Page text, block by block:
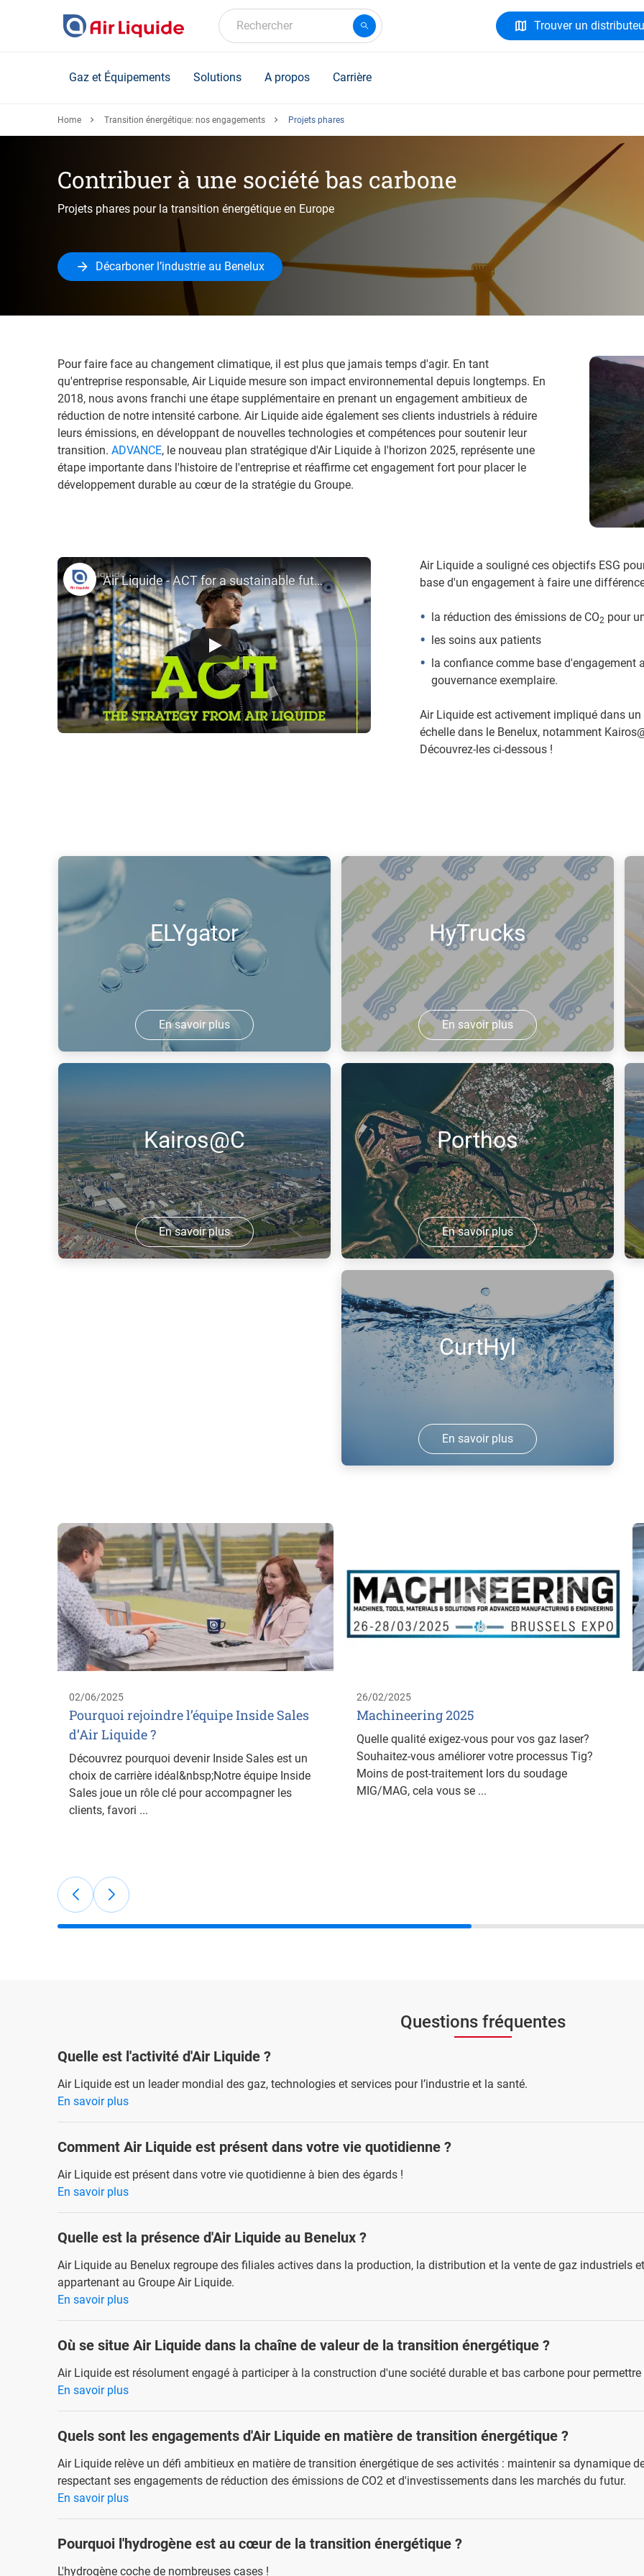
Rechercher Trouver un
Gaz et Équipements Solutions A propos Carrière
Home Transition énergétique: nos engagements Projets phares
Contribuer à une société bas carbone
Projets phares pour la transition énergétique en Europe
Décarboner l’industrie au Benelux
Pour faire face au changement climatique, il est plus que jamais temps d'agir. En tant
qu'entreprise responsable, Air Liquide mesure son impact environnemental depuis longtemps. En
2018, nous avons franchi une étape supplémentaire en prenant un engagement ambitieux de
réduction de notre intensité carbone. Air Liquide aide également ses clients industriels à réduire
leurs émissions, en développant de nouvelles technologies et compétences pour soutenir leur
transition. ADVANCE, le nouveau plan stratégique d'Air Liquide à l'horizon 2025, représente une
étape importante dans l'histoire de l'entreprise et réaffirme cet engagement fort pour placer le
développement durable au cœur de la stratégie du Groupe.
Air Liquide - ACT for a sustainable future
Air Liquide a souligné ces objectifs ESG
base d'un engagement à faire une
la réduction des émissions de CO2 pour
les soins aux patients
la confiance comme base d'engagement
gouvernance exemplaire.
Air Liquide est activement impliqué dans
échelle dans le Benelux, notamment
Découvrez-les ci-dessous !
ELYgator
En savoir plus
grâce à l'électricité solaire/éolienne.
HyTrucks
En savoir plus
HyTrucks vise à mettre en service, d'ici
2025, 1 000 camions à hydrogène et
environ 25 stations à hydrogène, reliant
les Pays-Bas, la Belgique et l'ouest de
l'Allemagne.
Kairos@C
En savoir plus
Porthos
En savoir plus
captage et de stockage du carbone
(CCS) auquel participent plusieurs
entreprises de la zone portuaire de
Rotterdam, dont Air Liquide.
CurtHyl
En savoir plus
02/06/2025
Pourquoi rejoindre l’équipe Inside Sales
d’Air Liquide ?
Découvrez pourquoi devenir Inside Sales est un
choix de carrière idéal&nbsp;Notre équipe Inside
Sales joue un rôle clé pour accompagner les
clients, favori ...
26/02/2025
Machineering 2025
Quelle qualité exigez-vous pour vos gaz laser?
Souhaitez-vous améliorer votre processus Tig?
Moins de post-traitement lors du soudage
MIG/MAG, cela vous se ...
Questions fréquentes
Quelle est l'activité d'Air Liquide ?
Air Liquide est un leader mondial des gaz, technologies et services pour l’industrie et la santé.
En savoir plus
Comment Air Liquide est présent dans votre vie quotidienne ?
Air Liquide est présent dans votre vie quotidienne à bien des égards !
En savoir plus
Quelle est la présence d'Air Liquide au Benelux ?
Air Liquide au Benelux regroupe des filiales actives dans la production, la distribution et la vente de gaz industriels
appartenant au Groupe Air Liquide.
En savoir plus
Où se situe Air Liquide dans la chaîne de valeur de la transition énergétique ?
Air Liquide est résolument engagé à participer à la construction d'une société durable et bas carbone pour
En savoir plus
Quels sont les engagements d'Air Liquide en matière de transition énergétique ?
Air Liquide relève un défi ambitieux en matière de transition énergétique de ses activités : maintenir sa dynamique
respectant ses engagements de réduction des émissions de CO2 et d'investissements dans les marchés du futur.
En savoir plus
Pourquoi l'hydrogène est au cœur de la transition énergétique ?
L'hydrogène coche de nombreuses cases !